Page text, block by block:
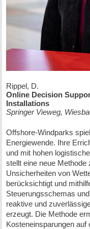
Rippel, D.
Online Decision
Installations
Springer Vieweg,
Offshore-Windparks
Energiewende. Ihre
und mit hohen
stellt eine neue Methode
Unsicherheiten von
berücksichtigt und
Steuerungsschemas
reaktive und
erzeugt. Die Methode
Kosteneinsparungen auf